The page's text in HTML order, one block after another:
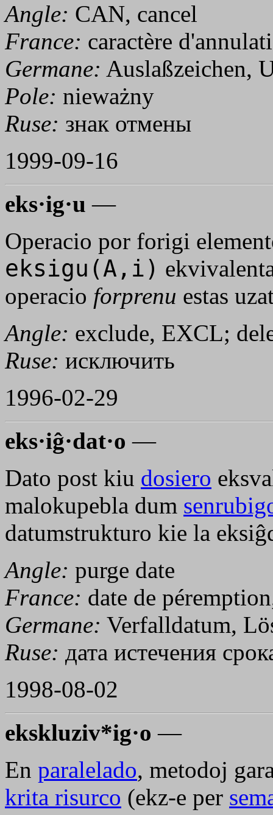
Angle: CAN, cancel
France: caractère
Germane: Auslaßzeichen,
Pole: nieważny
Ruse: знак отмены
1999-09-16
eks·ig·u —
Operacio por forigi
eksigu(A,i)
operacio forprenu estas
Angle: exclude, EXCL;
Ruse: исключить
1996-02-29
eks·iĝ·dat·o —
Dato post kiu dosiero
malokupebla dum
datumstrukturo kie la
Angle: purge date
France: date de
Germane: Verfalldatum,
Ruse: дата истечения
1998-08-02
ekskluziv*ig·o —
En paralelado, metodoj
krita risurco (ekz-e per